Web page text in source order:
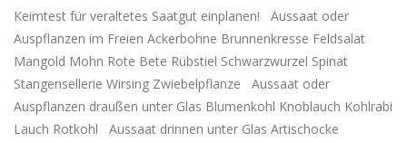
Keimtest für veraltetes Saatgut einplanen! Aussaat oder
Auspflanzen im Freien Ackerbohne Brunnenkresse Feldsalat
Mangold Mohn Rote Bete Rübstiel Schwarzwurzel Spinat
Stangensellerie Wirsing Zwiebelpflanze Aussaat oder
Auspflanzen draußen unter Glas Blumenkohl Knoblauch Kohlrabi
Lauch Rotkohl Aussaat drinnen unter Glas Artischocke